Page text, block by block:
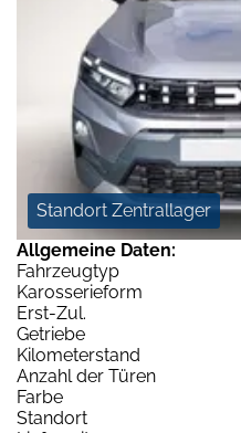
Standort Zentrallager
Allgemeine Daten:
Fahrzeugtyp
Karosserieform
Erst-Zul.
Getriebe
Kilometerstand
Anzahl der Türen
Farbe
Standort